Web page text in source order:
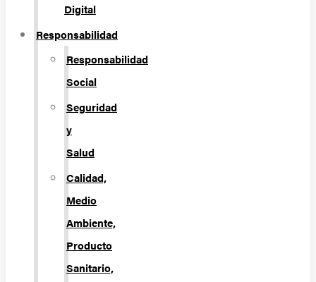
Digital
Responsabilidad
Responsabilidad
Social
Seguridad
y
Salud
Calidad,
Medio
Ambiente,
Producto
Sanitario,